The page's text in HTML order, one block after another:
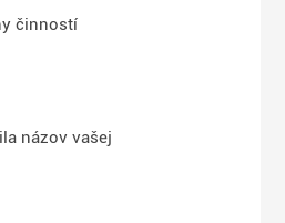
činností
názov vašej